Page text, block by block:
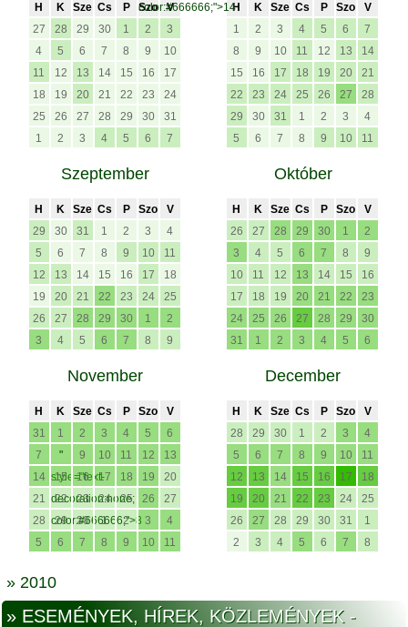
color:#666666;">14
H K Sze Cs P Szo
V
27
28 29 30 1 2
3
4
5 6 7 8 9
10
11
12 13 14 15 16
17
18
19 20 21 22 23
24
25
26 27 28 29 30
31
1
2 3 4 5 6 7
H K Sze Cs P Szo
V
1
2 3 4 5 6
7
8
9 10 11 12 13
14
15
16 17 18 19 20
21
22
23 24 25 26 27
28
29
30 31 1 2 3
4
5
6 7 8 9 10 11
Szeptember
H K Sze Cs P Szo
V
29
30 31 1 2 3
4
5
6 7 8 9 10
11
12
13 14 15 16 17
18
19
20 21 22 23 24
25
26
27 28 29 30 1
2
3
4 5 6 7 8 9
Október
H K Sze Cs P Szo
V
26
27 28 29 30 1
2
3
4 5 6 7 8
9
10
11 12 13 14 15
16
17
18 19 20 21 22
23
24
25 26 27 28 29
30
31
1 2 3 4 5 6
November
H K Sze Cs P Szo
V
31
1 2 3 4 5
6
7
"
style="text-
decoration:none;
color:#666666;">8
9 10 11 12
13
14
15 16 17 18 19
20
21
22 23 24 25 26
27
28
29 30 1 2 3
4
5
6 7 8 9 10 11
December
H K Sze Cs P Szo
V
28
29 30 1 2 3
4
5
6 7 8 9 10
11
12
13 14 15 16 17
18
19
20 21 22 23 24
25
26
27 28 29 30 31
1
2
3 4 5 6 7 8
» 2010
» ESEMÉNYEK, HÍREK, KÖZLEMÉNYEK -